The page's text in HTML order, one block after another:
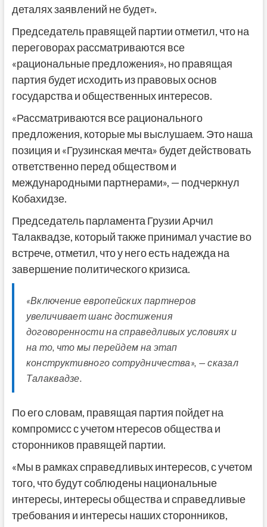
деталях заявлений не будет».
Председатель правящей партии отметил, что на
переговорах рассматриваются все
«рациональные предложения», но правящая
партия будет исходить из правовых основ
государства и общественных интересов.
«Рассматриваются все рационального
предложения, которые мы выслушаем. Это наша
позиция и «Грузинская мечта» будет действовать
ответственно перед обществом и
международными партнерами», — подчеркнул
Кобахидзе.
Председатель парламента Грузии Арчил
Талаквадзе, который также принимал участие во
встрече, отметил, что у него есть надежда на
завершение политического кризиса.
«Включение европейских партнеров
увеличивает шанс достижения
договоренности на справедливых условиях и
на то, что мы перейдем на этап
конструктивного сотрудничества», — сказал
Талаквадзе.
По его словам, правящая партия пойдет на
компромисс с учетом нтересов общества и
сторонников правящей партии.
«Мы в рамках справедливых интересов, с учетом
того, что будут соблюдены национальные
интересы, интересы общества и справедливые
требования и интересы наших сторонников,